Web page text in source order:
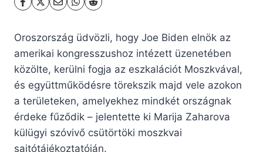
Oroszország üdvözli, hogy Joe Biden elnök az
amerikai kongresszushoz intézett üzenetében
közölte, kerülni fogja az eszkalációt Moszkvával,
és együttműködésre törekszik majd vele azokon
a területeken, amelyekhez mindkét országnak
érdeke fűződik – jelentette ki Marija Zaharova
külügyi szóvivő csütörtöki moszkvai
sajtótájékoztatóján.